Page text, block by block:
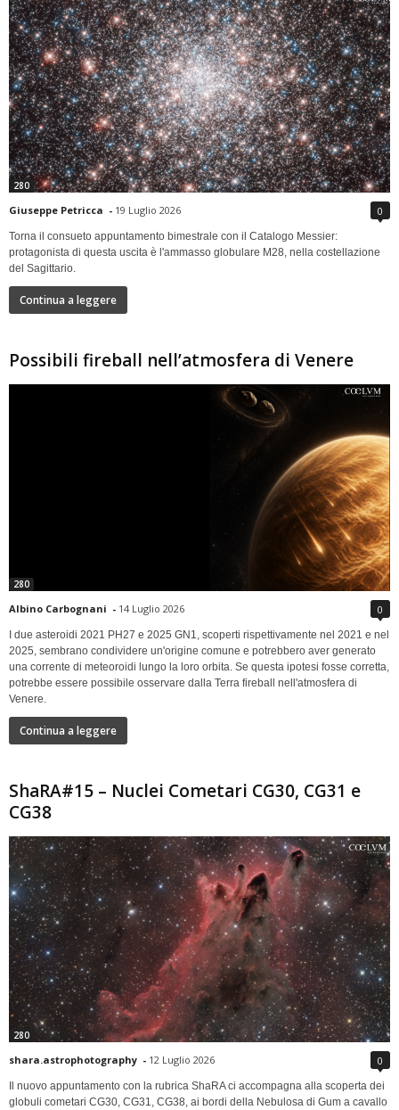
280
Giuseppe Petricca - 19 Luglio 2026 0
Torna il consueto appuntamento bimestrale con il Catalogo Messier:
protagonista di questa uscita è l'ammasso globulare M28, nella costellazione
del Sagittario.
Continua a leggere
Possibili fireball nell’atmosfera di Venere
280
Albino Carbognani - 14 Luglio 2026 0
I due asteroidi 2021 PH27 e 2025 GN1, scoperti rispettivamente nel 2021 e nel
2025, sembrano condividere un'origine comune e potrebbero aver generato
una corrente di meteoroidi lungo la loro orbita. Se questa ipotesi fosse corretta,
potrebbe essere possibile osservare dalla Terra fireball nell'atmosfera di
Venere.
Continua a leggere
ShaRA#15 – Nuclei Cometari CG30, CG31 e
CG38
280
shara.astrophotography - 12 Luglio 2026 0
Il nuovo appuntamento con la rubrica ShaRA ci accompagna alla scoperta dei
globuli cometari CG30, CG31, CG38, ai bordi della Nebulosa di Gum a cavallo